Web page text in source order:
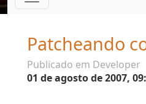
Patcheando
Publicado em Developer
01 de agosto de 2007,